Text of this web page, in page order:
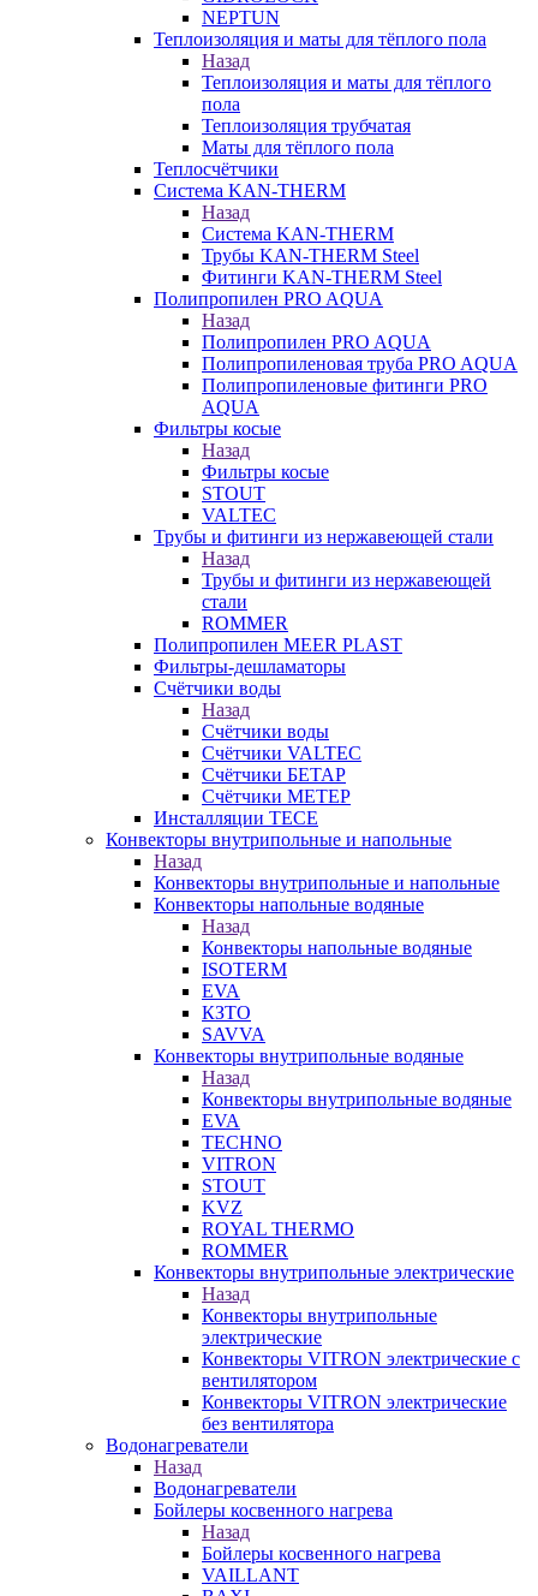
NEPTUN
Теплоизоляция и маты для тёплого пола
Назад
Теплоизоляция и маты для тёплого
пола
Теплоизоляция трубчатая
Маты для тёплого пола
Теплосчётчики
Система KAN-THERM
Назад
Система KAN-THERM
Трубы KAN-THERM Steel
Фитинги KAN-THERM Steel
Полипропилен PRO AQUA
Назад
Полипропилен PRO AQUA
Полипропиленовая труба PRO AQUA
Полипропиленовые фитинги PRO
AQUA
Фильтры косые
Назад
Фильтры косые
STOUT
VALTEC
Трубы и фитинги из нержавеющей стали
Назад
Трубы и фитинги из нержавеющей
стали
ROMMER
Полипропилен MEER PLAST
Фильтры-дешламаторы
Счётчики воды
Назад
Счётчики воды
Счётчики VALTEC
Счётчики БЕТАР
Счётчики МЕТЕР
Инсталляции TECE
Конвекторы внутрипольные и напольные
Назад
Конвекторы внутрипольные и напольные
Конвекторы напольные водяные
Назад
Конвекторы напольные водяные
ISOTERM
EVA
КЗТО
SAVVA
Конвекторы внутрипольные водяные
Назад
Конвекторы внутрипольные водяные
EVA
TECHNO
VITRON
STOUT
KVZ
ROYAL THERMO
ROMMER
Конвекторы внутрипольные электрические
Назад
Конвекторы внутрипольные
электрические
Конвекторы VITRON электрические с
вентилятором
Конвекторы VITRON электрические
без вентилятора
Водонагреватели
Назад
Водонагреватели
Бойлеры косвенного нагрева
Назад
Бойлеры косвенного нагрева
VAILLANT